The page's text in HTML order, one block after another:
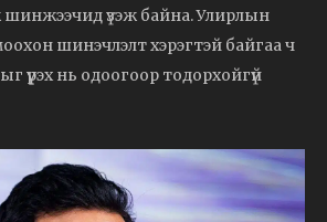
үзэж байна. Улирлын
шинэчлэлт хэрэгтэй байгаа ч
үүрэх нь одоогоор тодорхойгүй